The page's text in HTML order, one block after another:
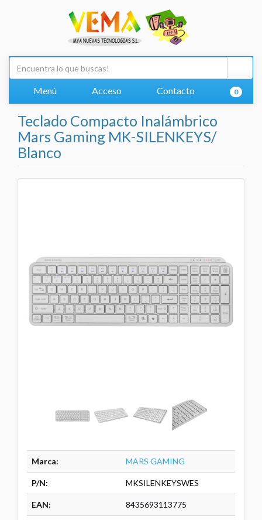
Menú Acceso Contacto 0
Teclado Compacto Inalámbrico
Mars Gaming MK-SILENKEYS/
Blanco
Marca: MARS GAMING
P/N: MKSILENKEYSWES
EAN: 8435693113775